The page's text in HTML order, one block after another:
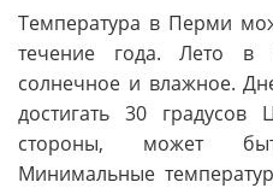
Температура в Перми
течение года. Лето в
солнечное и влажное.
достигать 30 градусов
стороны, может
Минимальные